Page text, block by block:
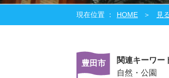
HOME 見
豊田市
関連キーワー
自然・公園